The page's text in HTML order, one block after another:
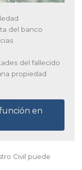
del banco
del fallecido
propiedad
en
Civil puede